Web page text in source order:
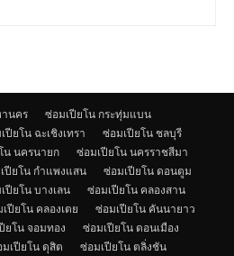
านคร
ซ่อมเปียโน กระทุ่มแบน
ปียโน ฉะเชิงเทรา
ซ่อมเปียโน ชลบุรี
น นครนายก
ซ่อมเปียโน นครราชสีมา
ปียโน กำแพงแสน
ซ่อมเปียโน ดอนตูม
ปียโน บางเลน
ซ่อมเปียโน คลองสาน
ปียโน คลองเตย
ซ่อมเปียโน คันนายาว
ยโน จอมทอง
ซ่อมเปียโน ดอนเมือง
เปียโน ดุสิต
ซ่อมเปียโน ตลิ่งชัน